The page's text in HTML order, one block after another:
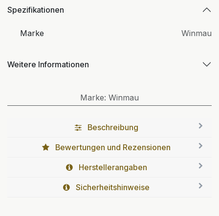
Spezifikationen
Marke Winmau
Weitere Informationen
Marke: Winmau
Beschreibung
Bewertungen und Rezensionen
Herstellerangaben
Sicherheitshinweise